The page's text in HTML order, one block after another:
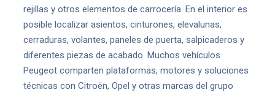
rejillas y otros elementos de carrocería. En el interior es
posible localizar asientos, cinturones, elevalunas,
cerraduras, volantes, paneles de puerta, salpicaderos y
diferentes piezas de acabado. Muchos vehículos
Peugeot comparten plataformas, motores y soluciones
técnicas con Citroën, Opel y otras marcas del grupo